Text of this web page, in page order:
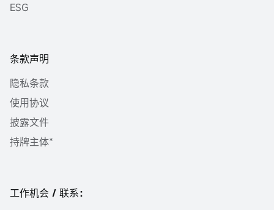
ESG
条款声明
隐私条款
使用协议
披露文件
持牌主体*
工作机会 / 联系：